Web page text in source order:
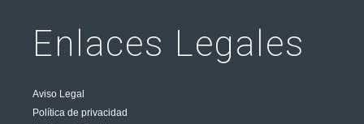
Enlaces Legales
Aviso Legal
Política de privacidad